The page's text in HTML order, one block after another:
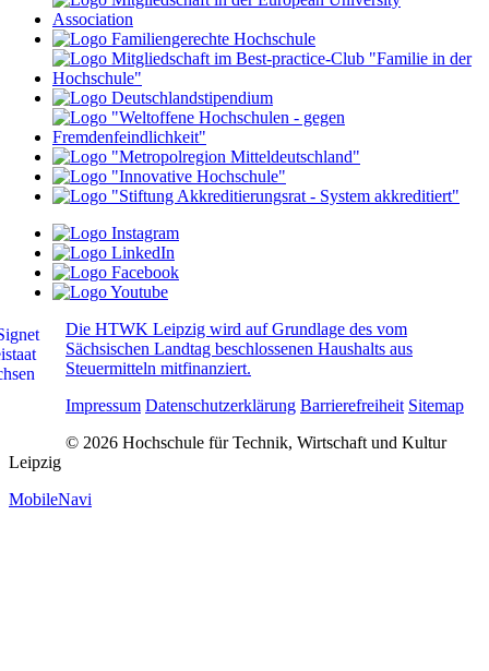
Die HTWK Leipzig wird auf Grundlage des vom
Sächsischen Landtag beschlossenen Haushalts aus
Steuermitteln mitfinanziert.
Impressum Datenschutzerklärung Barrierefreiheit Sitemap
© 2026 Hochschule für Technik, Wirtschaft und Kultur
Leipzig
MobileNavi